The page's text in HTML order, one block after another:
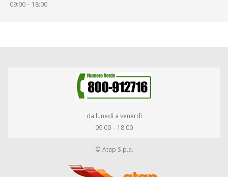
09:00 – 18:00
da lunedì a venerdì
09:00 – 18:00
© Atap S.p.a.